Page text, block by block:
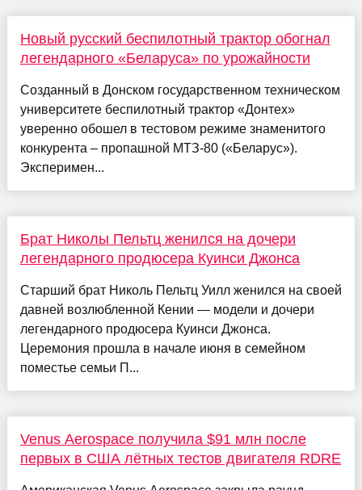
Новый русский беспилотный трактор обогнал
легендарного «Беларуса» по урожайности
Созданный в Донском государственном техническом
университете беспилотный трактор «Донтех»
уверенно обошел в тестовом режиме знаменитого
конкурента – пропашной МТЗ-80 («Беларус»).
Эксперимен...
Брат Николы Пельтц женился на дочери
легендарного продюсера Куинси Джонса
Старший брат Николь Пельтц Уилл женился на своей
давней возлюбленной Кении — модели и дочери
легендарного продюсера Куинси Джонса.
Церемония прошла в начале июня в семейном
поместье семьи П...
Venus Aerospace получила $91 млн после
первых в США лётных тестов двигателя RDRE